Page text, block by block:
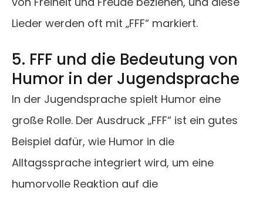
Lieder werden oft mit „FFF“ markiert.
5. FFF und die Bedeutung von
Humor in der Jugendsprache
In der Jugendsprache spielt Humor eine
große Rolle. Der Ausdruck „FFF“ ist ein gutes
Beispiel dafür, wie Humor in die
Alltagssprache integriert wird, um eine
humorvolle Reaktion auf die